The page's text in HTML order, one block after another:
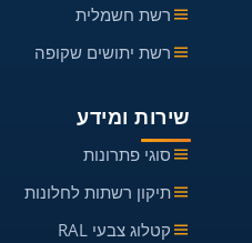
רשת חשמלית
רשת יתושים שקופה
שירות ומידע
סוגי פתרונות
תיקון רשתות לחלונות
קטלוג צבעי RAL